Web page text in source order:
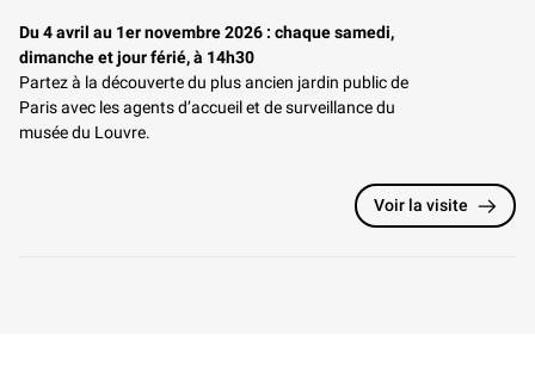
Du 4 avril au 1er novembre 2026 : chaque samedi,
dimanche et jour férié, à 14h30
Partez à la découverte du plus ancien jardin public de
Parisavec les agents d’accueil et de surveillance du
musée du Louvre.
Voir la visite